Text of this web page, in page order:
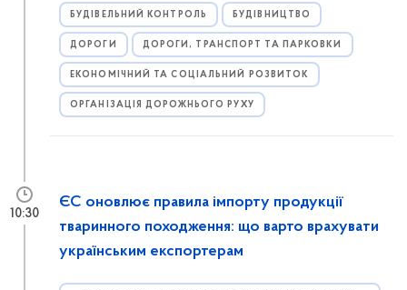
БУДІВЕЛЬНИЙ КОНТРОЛЬ БУДІВНИЦТВО
ДОРОГИ ДОРОГИ, ТРАНСПОРТ ТА ПАРКОВКИ
ЕКОНОМІЧНИЙ ТА СОЦІАЛЬНИЙ РОЗВИТОК
ОРГАНІЗАЦІЯ ДОРОЖНЬОГО РУХУ
ЄС оновлює правила імпорту продукції
тваринного походження: що варто врахувати
українським експортерам
10:30